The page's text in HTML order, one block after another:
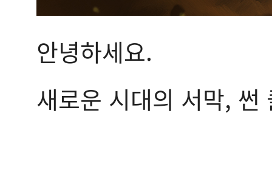
안녕하세요.
새로운 시대의 서막, 썬